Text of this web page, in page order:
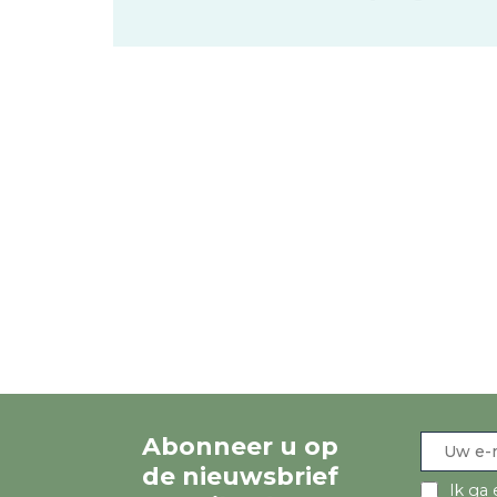
Abonneer u op
de nieuwsbrief
Ik ga